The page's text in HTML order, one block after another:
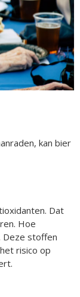
kan bier
Dat
Hoe
Deze stoffen
risico op